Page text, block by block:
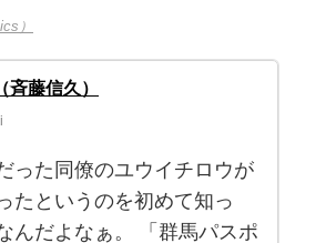
）
斉藤信久）
った同僚のユウイチロウが
たというのを初めて知っ
んだよなぁ。 「群馬パスポ